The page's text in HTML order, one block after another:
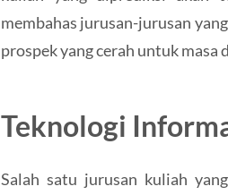
membahas jurusan-jurusan
prospek yang cerah untuk masa
Teknologi
Salah satu jurusan kuliah